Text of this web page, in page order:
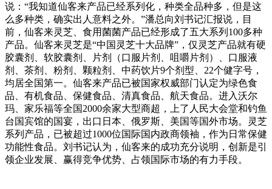
说：“我知道仙客来产品已经系列化，种类全品种多，但是这
么多种类，确实出人意料之外。”潘总向刘书记汇报说，目
前，仙客来灵芝、食用菌菌产品已经形成了五大系列100多种
产品。仙客来灵芝是“中国灵芝十大品牌”，仅灵芝产品就有硬
胶囊剂、软胶囊剂、片剂（口服片剂、咀嚼片剂）、口服液
剂、茶剂、粉剂、颗粒剂、中药饮片9个剂型、22个健字号，
均居全国第一。仙客来产品已被国家权威部门认定为绿色食
品、有机食品、保健食品、清真食品、航天食品。进入沃尔
玛、家乐福等全国2000余家大型商超，上了人民大会堂和钓鱼
台国宾馆的国宴，出口日本、俄罗斯、美国等国外市场。灵芝
系列产品，已被超过1000位国际国内政商领袖，作为日常保健
功能性食品。刘书记认为，仙客来的成功充分说明，创新是引
领企业发展、赢得竞争优势、占领国际市场的有力手段。